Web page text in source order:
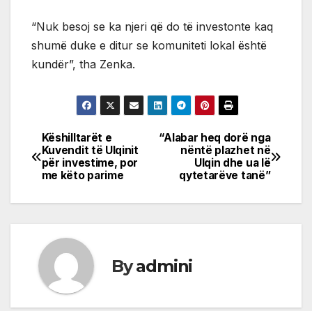
“Nuk besoj se ka njeri që do të investonte kaq
shumë duke e ditur se komuniteti lokal është
kundër”, tha Zenka.
Post
navigation
“Alabar heq dorë nga
nëntë plazhet në
Ulqin dhe ua lë
qytetarëve tanë”
Këshilltarët e
Kuvendit të Ulqinit
për investime, por
me këto parime
Byadmini